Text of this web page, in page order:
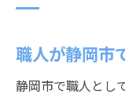
地域に
密着型
職人が静岡市
静岡市で職人とし